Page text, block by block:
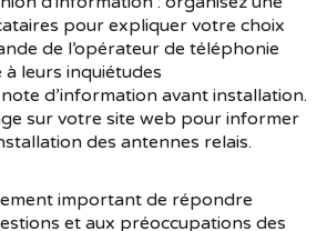
pour expliquer votre choix
de l’opérateur de téléphonie
leurs inquiétudes
d’information avant installation.
votre site web pour informer
des antennes relais.
important de répondre
et aux préoccupations des